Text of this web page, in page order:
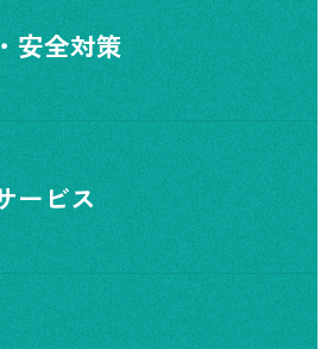
安全対策
ービス